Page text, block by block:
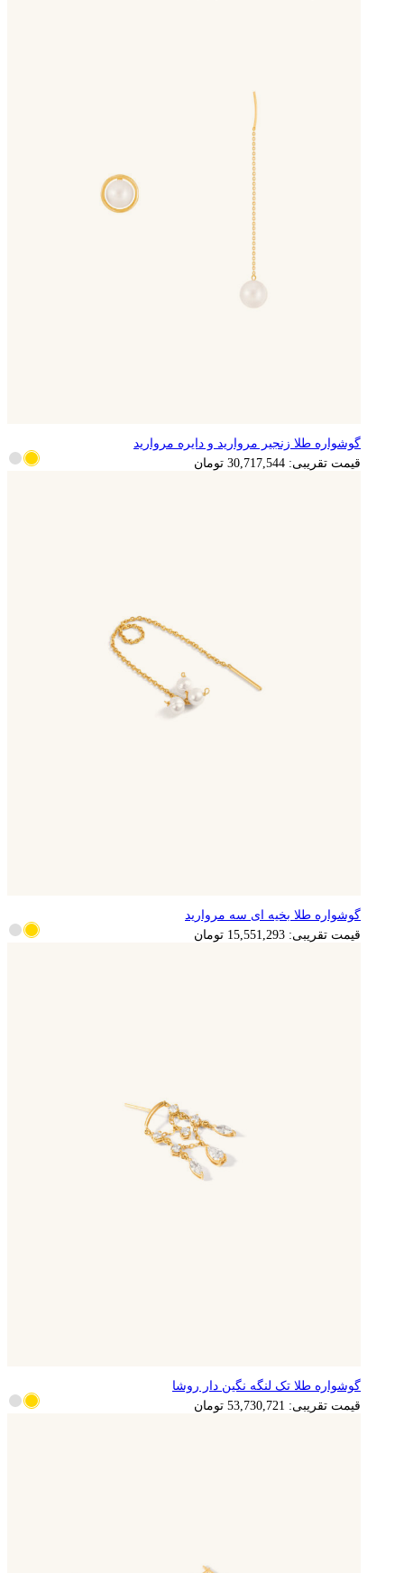
6,143,509 تومان
گوشواره طلا زنجیر مروارید و دایره مروارید
قیمت تقریبی:30,717,544 تومان
3,110,259 تومان
گوشواره طلا بخیه ای سه مروارید
قیمت تقریبی:15,551,293 تومان
10,746,144 تومان
گوشواره طلا تک لنگه نگین دار روشا
قیمت تقریبی:53,730,721 تومان